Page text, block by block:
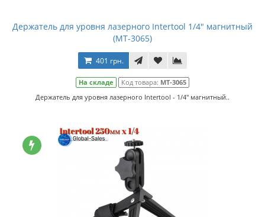
Держатель для уровня лазерного Intertool 1/4" магнитный
(MT-3065)
401 грн.
На складе Код товара: MT-3065
Держатель для уровня лазерного Intertool - 1/4" магнитный..